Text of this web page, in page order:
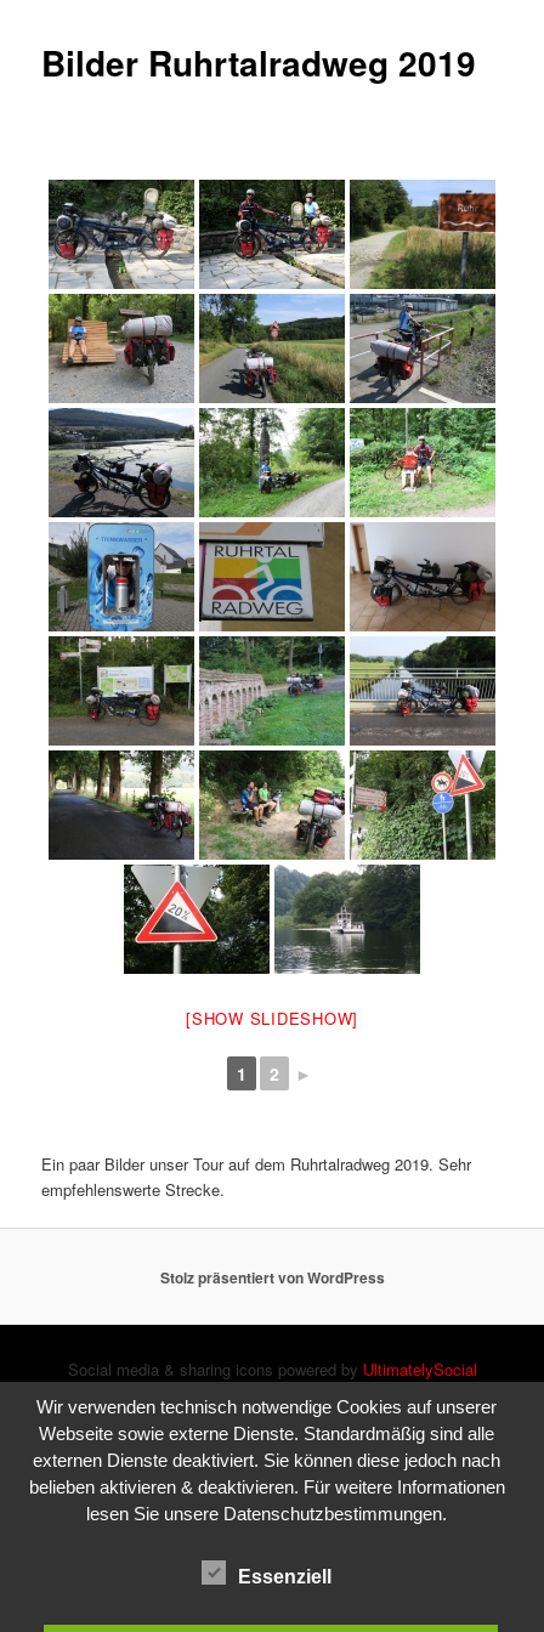
Bilder Ruhrtalradweg 2019
[SHOW SLIDESHOW]
1 2 ►
Ein paar Bilder unser Tour auf dem Ruhrtalradweg 2019. Sehr
empfehlenswerte Strecke.
Stolz präsentiert von WordPress
Social media & sharing icons powered by UltimatelySocial
Wir verwenden technisch notwendige Cookies auf unserer
Webseite sowie externe Dienste. Standardmäßig sind alle
externen Dienste deaktiviert. Sie können diese jedoch nach
belieben aktivieren & deaktivieren. Für weitere Informationen
lesen Sie unsere Datenschutzbestimmungen.
Essenziell